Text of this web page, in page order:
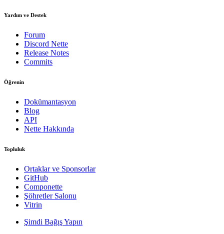
Yardım ve Destek
Forum
Discord Nette
Release Notes
Commits
Öğrenin
Dokümantasyon
Blog
API
Nette Hakkında
Topluluk
Ortaklar ve Sponsorlar
GitHub
Componette
Şöhretler Salonu
Vitrin
Şimdi Bağış Yapın